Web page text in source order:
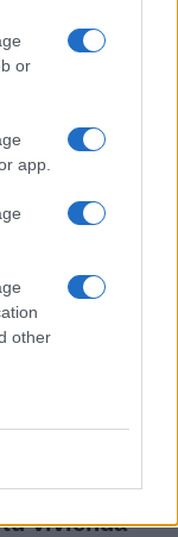
or
app.
other
en
planificación
vivienda